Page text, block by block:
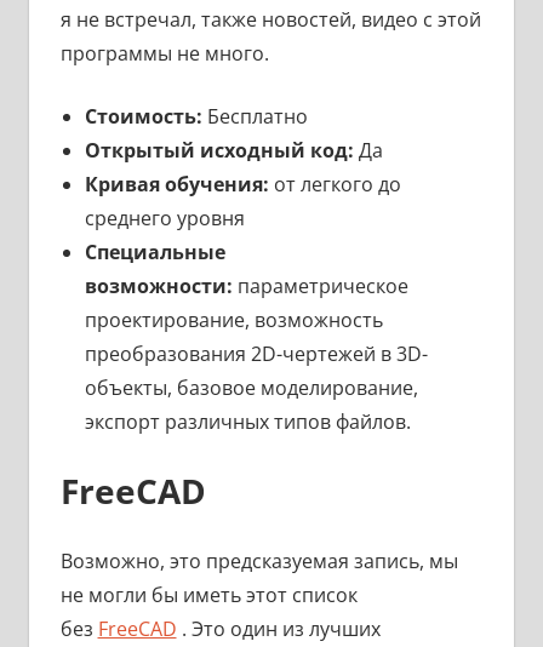
я не встречал, также новостей, видео с этой
программы не много.
Стоимость: Бесплатно
Открытый исходный код: Да
Кривая обучения: от легкого до
среднего уровня
Специальные
возможности: параметрическое
проектирование, возможность
преобразования 2D-чертежей в 3D-
объекты, базовое моделирование,
экспорт различных типов файлов.
FreeCAD
Возможно, это предсказуемая запись, мы
не могли бы иметь этот список
без FreeCAD . Это один из лучших